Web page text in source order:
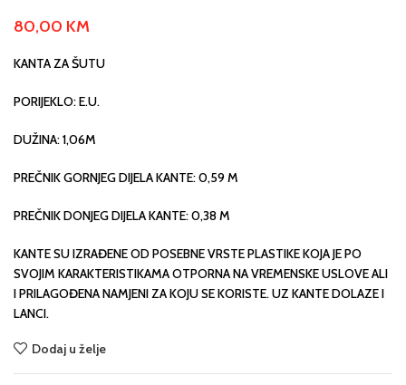
80,00 KM
KANTA ZA ŠUTU
PORIJEKLO: E.U.
DUŽINA: 1,06M
PREČNIK GORNJEG DIJELA KANTE: 0,59 M
PREČNIK DONJEG DIJELA KANTE: 0,38 M
KANTE SU IZRAĐENE OD POSEBNE VRSTE PLASTIKE KOJA JE PO
SVOJIM KARAKTERISTIKAMA OTPORNA NA VREMENSKE USLOVE ALI
I PRILAGOĐENA NAMJENI ZA KOJU SE KORISTE. UZ KANTE DOLAZE I
LANCI.
Dodaj u želje